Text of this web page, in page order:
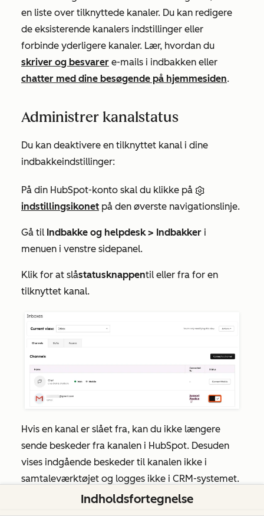
en liste over tilknyttede kanaler. Du kan redigere
de eksisterende kanalers indstillinger eller
forbinde yderligere kanaler. Lær, hvordan du
skriver og besvarer e-mails i indbakken eller
chatter med dine besøgende på hjemmesiden.
Administrer kanalstatus
Du kan deaktivere en tilknyttet kanal i dine
indbakkeindstillinger:
På din HubSpot-konto skal du klikke på
indstillingsikonet på den øverste navigationslinje.
Gå til Indbakke og helpdesk > Indbakker i
menuen i venstre sidepanel.
Klik for at slåstatusknappentil eller fra for en
tilknyttet kanal.
Hvis en kanal er slået fra, kan du ikke længere
sende beskeder fra kanalen i HubSpot. Desuden
vises indgående beskeder til kanalen ikke i
samtaleværktøjet og logges ikke i CRM-systemet.
Indholdsfortegnelse